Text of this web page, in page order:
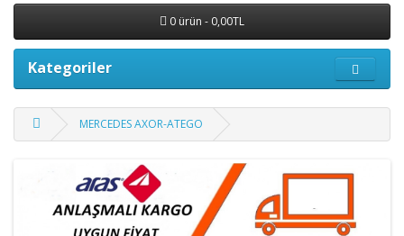
0 ürün - 0,00TL
Kategoriler
MERCEDES AXOR-ATEGO